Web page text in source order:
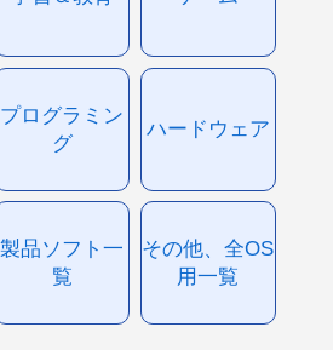
プログラミン
グ
ハードウェア
製品ソフト一
覧
その他、全OS
用一覧